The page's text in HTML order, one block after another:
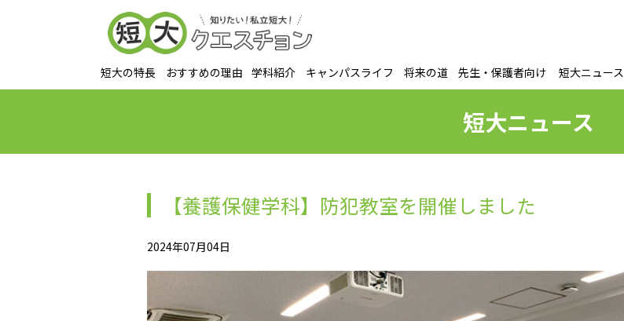
短大の特長 おすすめの理由 学科紹介 キャンパスライフ 将来の道 先生・保護者向け 短大ニュース
短大ニュース
【養護保健学科】防犯教室を開催しました
2024年07月04日